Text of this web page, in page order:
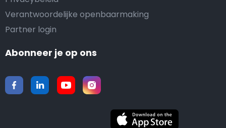
Verantwoordelijke openbaarmaking
Partner login
Abonneer je op ons